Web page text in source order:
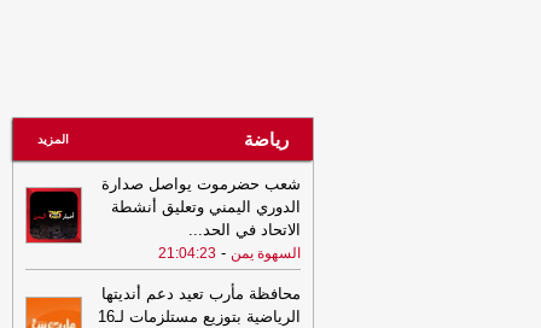
رياضة المزيد
شعب حضرموت يواصل صدارة
الدوري اليمني وتعليق أنشطة
الاتحاد في الحد...
السهوة يمن -
21:04:23
محافظة مأرب تعيد دعم أنديتها
الرياضية بتوزيع مستلزمات لـ16